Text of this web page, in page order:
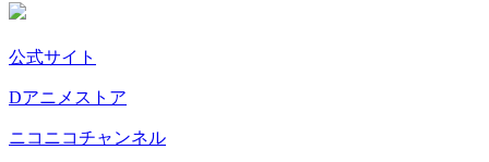
公式サイト
Dアニメストア
ニコニコチャンネル